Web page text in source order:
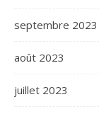
septembre 2023
août 2023
juillet 2023